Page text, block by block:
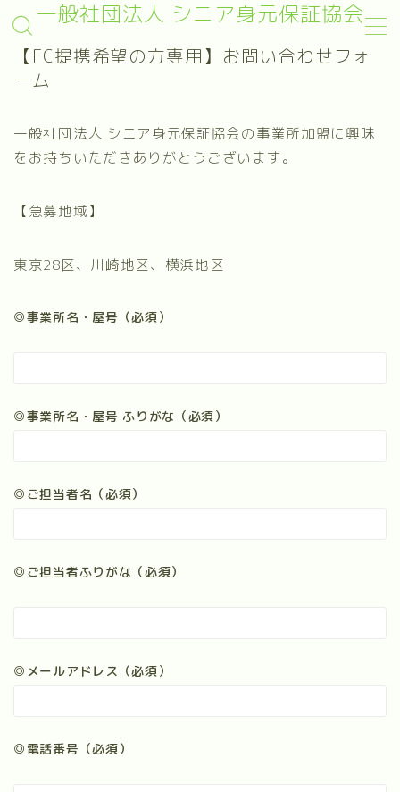
一般社団法人 シニア身元保証協会
MENU
終身身元保証
日常生活支援
葬儀支援
資料請求
終身身元保証
【FC提携希望の方専用】お問い合わせフォ
ーム
一般社団法人 シニア身元保証協会の事業所加盟に興味
をお持ちいただきありがとうございます。
【急募地域】
東京28区、川崎地区、横浜地区
◎事業所名・屋号（必須）
◎事業所名・屋号 ふりがな（必須）
◎ご担当者名（必須）
◎ご担当者ふりがな（必須）
◎メールアドレス（必須）
◎電話番号（必須）